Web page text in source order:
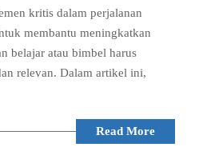
kritis dalam perjalanan
membantu meningkatkan
belajar atau bimbel harus
relevan. Dalam artikel ini,
Read More